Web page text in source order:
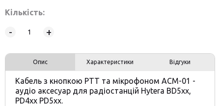
Кількість:
- +
Опис Характеристики Відгуки
Кабель з кнопкою PTT та мікрофоном ACM-01 -
аудіо аксесуар для радіостанцій Hytera BD5xx,
PD4xx PD5xx.